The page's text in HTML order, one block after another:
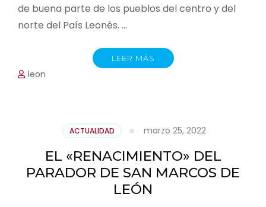
de buena parte de los pueblos del centro y del
norte del País Leonés. …
LEER MÁS
leon
ACTUALIDAD marzo 25, 2022
EL «RENACIMIENTO» DEL
PARADOR DE SAN MARCOS DE
LEÓN